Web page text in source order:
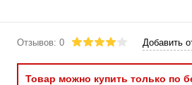
Отзывов: 0 Добавить
Товар можно купить только по